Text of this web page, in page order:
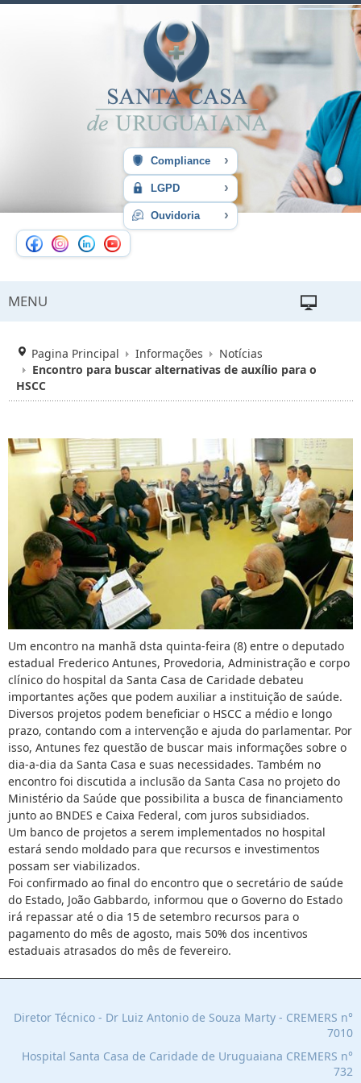
Compliance ›
LGPD ›
Ouvidoria ›
MENU
Pagina Principal Informações
Notícias
Encontro para buscar alternativas de auxílio para o
HSCC
Um encontro na manhã dsta quinta-feira (8) entre o deputado
estadual Frederico Antunes, Provedoria, Administração e corpo
clínico do hospital da Santa Casa de Caridade debateu
importantes ações que podem auxiliar a instituição de saúde.
Diversos projetos podem beneficiar o HSCC a médio e longo
prazo, contando com a intervenção e ajuda do parlamentar. Por
isso, Antunes fez questão de buscar mais informações sobre o
dia-a-dia da Santa Casa e suas necessidades. Também no
encontro foi discutida a inclusão da Santa Casa no projeto do
Ministério da Saúde que possibilita a busca de financiamento
junto ao BNDES e Caixa Federal, com juros subsidiados.
Um banco de projetos a serem implementados no hospital
estará sendo moldado para que recursos e investimentos
possam ser viabilizados.
Foi confirmado ao final do encontro que o secretário de saúde
do Estado, João Gabbardo, informou que o Governo do Estado
irá repassar até o dia 15 de setembro recursos para o
pagamento do mês de agosto, mais 50% dos incentivos
estaduais atrasados do mês de fevereiro.
Diretor Técnico - Dr Luiz Antonio de Souza Marty - CREMERS n°
7010
Hospital Santa Casa de Caridade de Uruguaiana CREMERS n°
732